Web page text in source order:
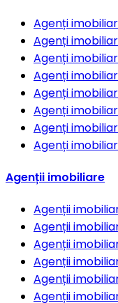
Agenți
Agenți
Agenți
Agenți
Agenți
Agenți
Agenți
Agenți
Agenții imobiliare
Agenții
Agenții
Agenții
Agenții
Agenții
Agenții